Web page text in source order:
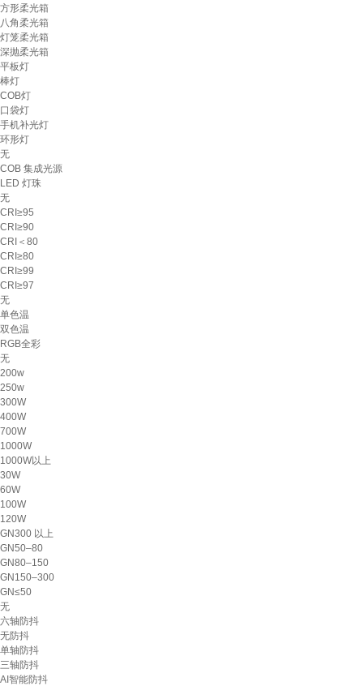
方形柔光箱
八角柔光箱
灯笼柔光箱
深抛柔光箱
平板灯
棒灯
COB灯
口袋灯
手机补光灯
环形灯
无
COB 集成光源
LED 灯珠
无
CRI≥95
CRI≥90
CRI＜80
CRI≥80
CRI≥99
CRI≥97
无
单色温
双色温
RGB全彩
无
200w
250w
300W
400W
700W
1000W
1000W以上
30W
60W
100W
120W
GN300 以上
GN50–80
GN80–150
GN150–300
GN≤50
无
六轴防抖
无防抖
单轴防抖
三轴防抖
AI智能防抖